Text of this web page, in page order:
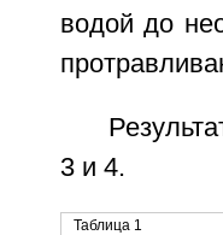
водой до
3 и 4.
Таблица 1